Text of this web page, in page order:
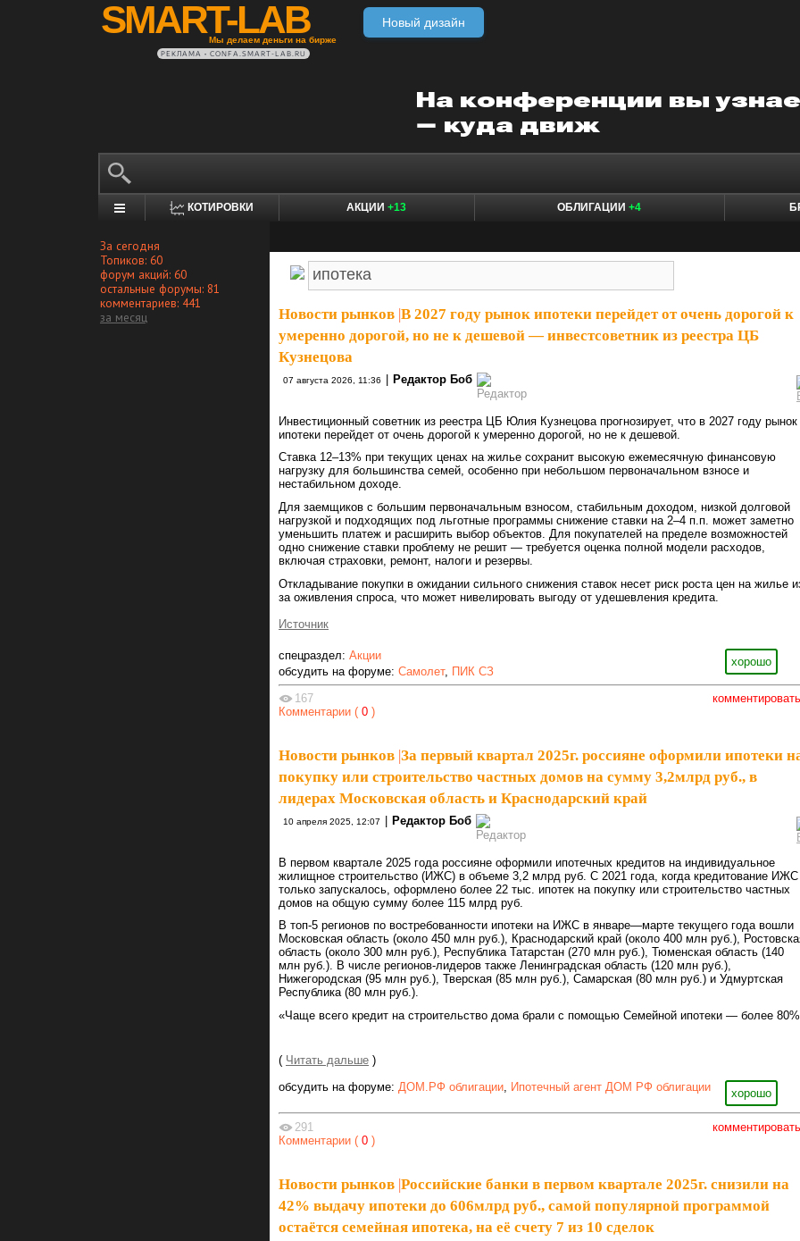
SMART-LAB
Мы делаем деньги на бирже
Новый дизайн
РЕКЛАМА • CONFA.SMART-LAB.RU
КОТИРОВКИ АКЦИИ +13 ОБЛИГАЦИИ +4
За сегодня
Топиков: 60
форум акций: 60
остальные форумы: 81
комментариев: 441
за месяц
Новости рынков В 2027 году рынок ипотеки перейдет от очень дорогой к
умеренно дорогой, но не к дешевой — инвестсоветник из реестра ЦБ
Кузнецова
07 августа 2026, 11:36 Редактор Боб
Инвестиционный советник из реестра ЦБ Юлия Кузнецова прогнозирует, что в 2027 году рынок
ипотеки перейдет от очень дорогой к умеренно дорогой, но не к дешевой.
Ставка 12–13% при текущих ценах на жилье сохранит высокую ежемесячную финансовую
нагрузку для большинства семей, особенно при небольшом первоначальном взносе и
нестабильном доходе.
Для заемщиков с большим первоначальным взносом, стабильным доходом, низкой долговой
нагрузкой и подходящих под льготные программы снижение ставки на 2–4 п.п. может заметно
уменьшить платеж и расширить выбор объектов. Для покупателей на пределе возможностей
одно снижение ставки проблему не решит — требуется оценка полной модели расходов,
включая страховки, ремонт, налоги и резервы.
Откладывание покупки в ожидании сильного снижения ставок несет риск роста цен на жилье
за оживления спроса, что может нивелировать выгоду от удешевления кредита.
Источник
хорошо
спецраздел: Акции
обсудить на форуме: Самолет, ПИК СЗ
комментировать
167
Комментарии ( 0 )
Новости рынков За первый квартал 2025г. россияне оформили ипотеки
покупку или строительство частных домов на сумму 3,2млрд руб., в
лидерах Московская область и Краснодарский край
10 апреля 2025, 12:07 Редактор Боб
В первом квартале 2025 года россияне оформили ипотечных кредитов на индивидуальное
жилищное строительство (ИЖС) в объеме 3,2 млрд руб. С 2021 года, когда кредитование ИЖС
только запускалось, оформлено более 22 тыс. ипотек на покупку или строительство частных
домов на общую сумму более 115 млрд руб.
В топ-5 регионов по востребованности ипотеки на ИЖС в январе—марте текущего года вошли
Московская область (около 450 млн руб.), Краснодарский край (около 400 млн руб.),
область (около 300 млн руб.), Республика Татарстан (270 млн руб.), Тюменская область (140
млн руб.). В числе регионов-лидеров также Ленинградская область (120 млн руб.),
Нижегородская (95 млн руб.), Тверская (85 млн руб.), Самарская (80 млн руб.) и Удмуртская
Республика (80 млн руб.).
«Чаще всего кредит на строительство дома брали с помощью Семейной ипотеки — более 80%.
( Читать дальше )
хорошо
обсудить на форуме: ДОМ.РФ облигации, Ипотечный агент ДОМ РФ облигации
комментировать
291
Комментарии ( 0 )
Новости рынков |Российские банки в первом квартале 2025г. снизили на
42% выдачу ипотеки до 606млрд руб., самой популярной программой
остаётся семейная ипотека, на её счету 7 из 10 сделок